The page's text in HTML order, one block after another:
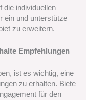
die individuellen
ein und unterstütze
zu erweitern.
Empfehlungen
ist es wichtig, eine
zu erhalten. Biete
für den